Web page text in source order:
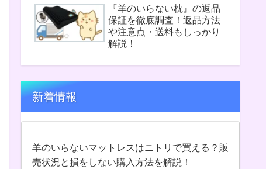
『羊のいらない枕』の返品
保証を徹底調査！返品方法
や注意点・送料もしっかり
解説！
新着情報
羊のいらないマットレスはニトリで買える？販
売状況と損をしない購入方法を解説！